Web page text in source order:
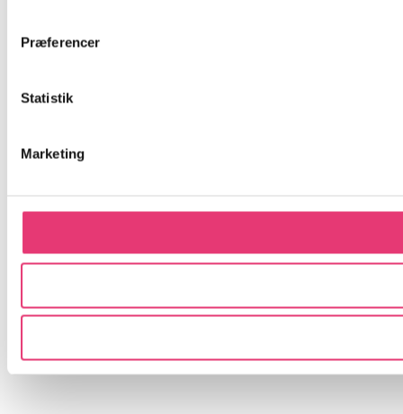
Præferencer
Statistik
Marketing